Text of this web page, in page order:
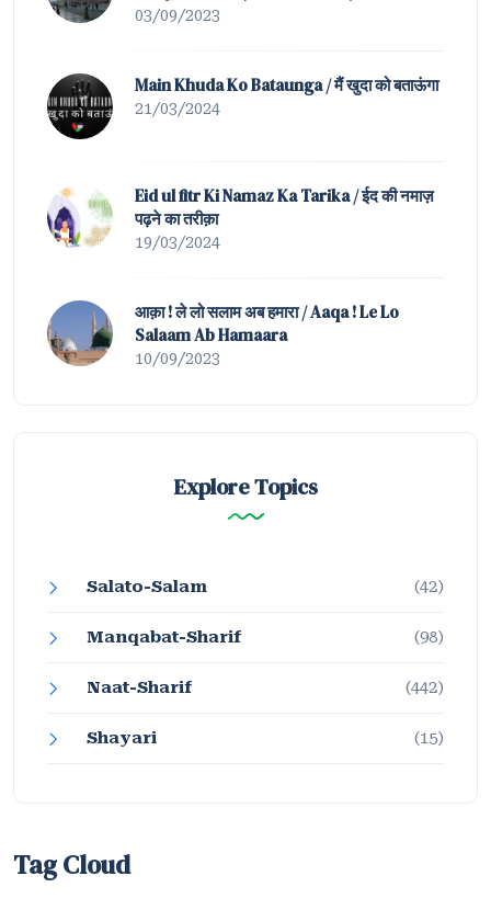
Duniya-e-Ata Mein Nahin Hamta Tera |
03/09/2023
Main Khuda Ko Bataunga / मैं खुदा को बताऊंगा
21/03/2024
Eid ul fitr Ki Namaz Ka Tarika / ईद की नमाज़
पढ़ने का तरीक़ा
19/03/2024
आक़ा ! ले लो सलाम अब हमारा / Aaqa ! Le Lo
Salaam Ab Hamaara
10/09/2023
Explore Topics
Salato-Salam (42)
Manqabat-Sharif (98)
Naat-Sharif (442)
Shayari (15)
Tag Cloud